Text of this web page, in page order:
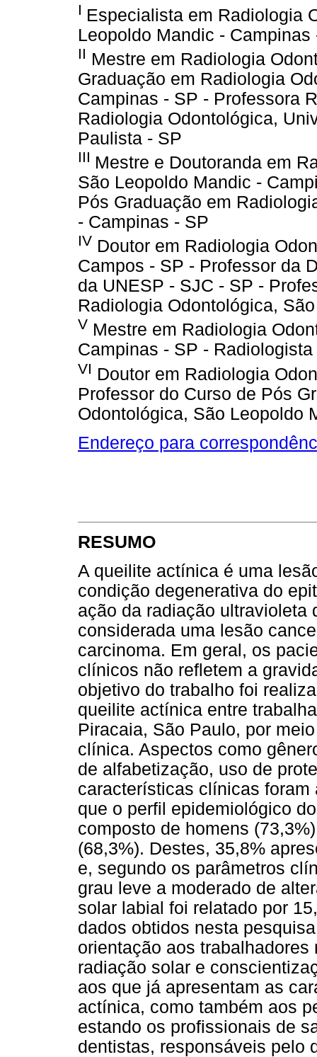
I Especialista em Radiologia
Leopoldo Mandic -
II Mestre em Radiologia
Graduação em Radiologia
Campinas - SP - Professora
Radiologia Odontológica,
Paulista - SP
III Mestre e Doutoranda em
São Leopoldo Mandic -
Pós Graduação em
- Campinas - SP
IV Doutor em Radiologia
Campos - SP - Professor da
da UNESP - SJC - SP -
Radiologia Odontológica,
V Mestre em Radiologia
Campinas - SP - Radiologista
VI Doutor em Radiologia
Professor do Curso de Pós
Odontológica, São Leopoldo
Endereço para
RESUMO
A queilite actínica é uma
condição degenerativa do
ação da radiação ultravioleta
considerada uma lesão
carcinoma. Em geral, os
clínicos não refletem a
objetivo do trabalho foi
queilite actínica entre
Piracaia, São Paulo, por
clínica. Aspectos como
de alfabetização, uso de
características clínicas
que o perfil epidemiológico
composto de homens
(68,3%). Destes, 35,8%
e, segundo os parâmetros
grau leve a moderado de
solar labial foi relatado por
dados obtidos nesta
orientação aos
radiação solar e
aos que já apresentam as
actínica, como também aos
estando os profissionais de
dentistas, responsáveis pelo